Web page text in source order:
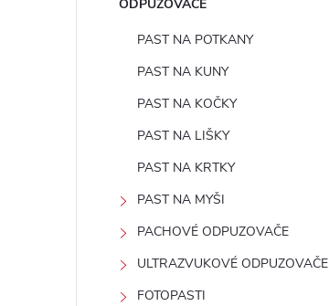
ODPUZOVAČE
PAST NA POTKANY
PAST NA KUNY
PAST NA KOČKY
PAST NA LIŠKY
PAST NA KRTKY
PAST NA MYŠI
PACHOVÉ ODPUZOVAČE
ULTRAZVUKOVÉ ODPUZOVAČE
FOTOPASTI